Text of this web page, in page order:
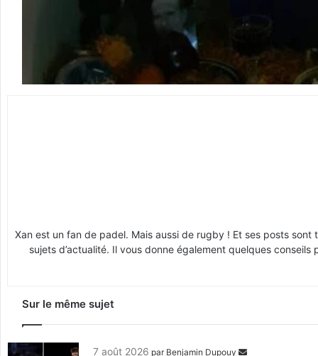
Xan est un fan de padel. Mais aussi de rugby ! Et ses posts
sujets d’actualité. Il vous donne également quelques
Sur le même sujet
7 août 2026 par Benjamin Dupouy